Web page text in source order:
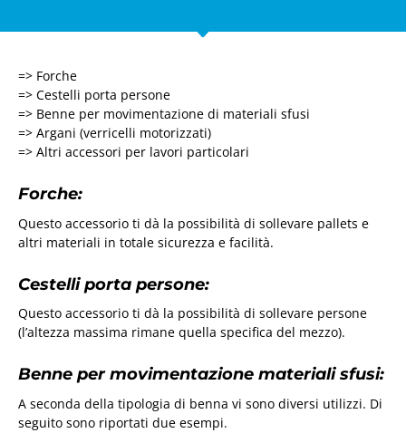
=> Forche
=> Cestelli porta persone
=> Benne per movimentazione di materiali sfusi
=> Argani (verricelli motorizzati)
=> Altri accessori per lavori particolari
Forche:
Questo accessorio ti dà la possibilità di sollevare pallets e
altri materiali in totale sicurezza e facilità.
Cestelli porta persone:
Questo accessorio ti dà la possibilità di sollevare persone
(l’altezza massima rimane quella specifica del mezzo).
Benne per movimentazione materiali sfusi:
A seconda della tipologia di benna vi sono diversi utilizzi. Di
seguito sono riportati due esempi.